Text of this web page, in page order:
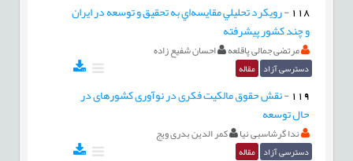
118
-رويكرد تحليلي مقايسه‌اي به تحقیق و توسعه در ايران
و چند كشور پيشرفته
مرتضی جمالی پاقلعه احسان شفیع زاده
دسترسی آزاد مقاله
119
-نقش حقوق مالکیت فکری در نوآوری کشورهای در
حال توسعه
ندا گرشاسبی نیا کمر الدین بدری ویج
دسترسی آزاد مقاله